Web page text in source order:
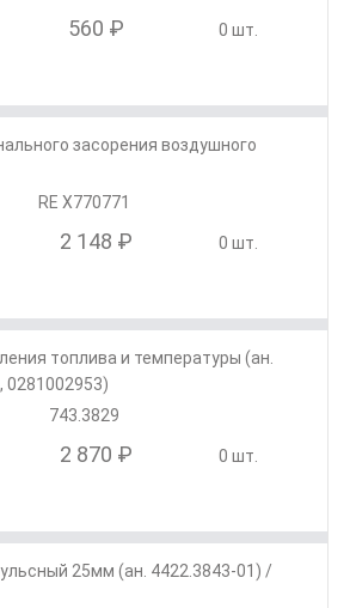
560 ₽ 0 шт.
засорения воздушного
RE X770771
2 148 ₽ 0 шт.
топлива и температуры (ан.
0281002953)
743.3829
2 870 ₽ 0 шт.
25мм (ан. 4422.3843-01) /